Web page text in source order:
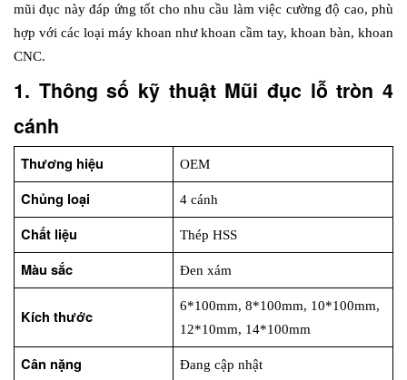
mũi đục này đáp ứng tốt cho nhu cầu làm việc cường độ cao, phù
hợp với các loại máy khoan như khoan cầm tay, khoan bàn, khoan
CNC.
1. Thông số kỹ thuật Mũi đục lỗ tròn 4
cánh
Thương hiệu OEM
Chủng loại 4 cánh
Chất liệu Thép HSS
Màu sắc Đen xám
Kích thước
6*100mm, 8*100mm, 10*100mm,
12*10mm, 14*100mm
Cân nặng Đang cập nhật